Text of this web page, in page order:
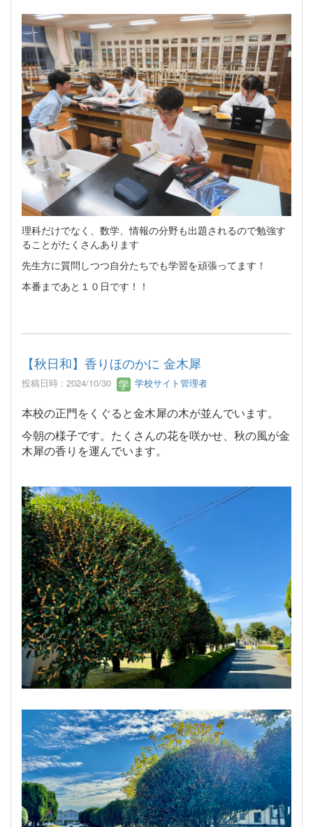
理科だけでなく、数学、情報の分野も出題されるので勉強す
ることがたくさんあります
先生方に質問しつつ自分たちでも学習を頑張ってます！
本番まであと１０日です！！
【秋日和】香りほのかに 金木犀
投稿日時 : 2024/10/30 学校サイト管理者
本校の正門をくぐると金木犀の木が並んでいます。
今朝の様子です。たくさんの花を咲かせ、秋の風が金
木犀の香りを運んでいます。